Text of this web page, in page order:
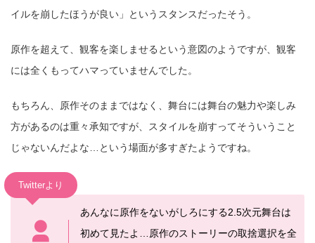
イルを崩したほうが良い」というスタンスだったそう。
原作を超えて、観客を楽しませるという意図のようですが、観客
には全くもってハマっていませんでした。
もちろん、原作そのままではなく、舞台には舞台の魅力や楽しみ
方があるのは重々承知ですが、スタイルを崩すってそういうこと
じゃないんだよな…という場面が多すぎたようですね。
Twitterより
あんなに 原作をないがしろにする2.5次元舞台は
初めて見たよ…
原作のストーリーの取捨選択を全